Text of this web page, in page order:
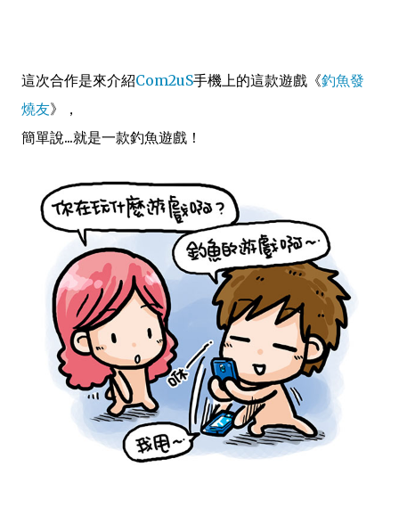
這次合作是來介紹Com2uS手機上的這款遊戲《釣魚發
燒友》，
簡單說...就是一款釣魚遊戲！